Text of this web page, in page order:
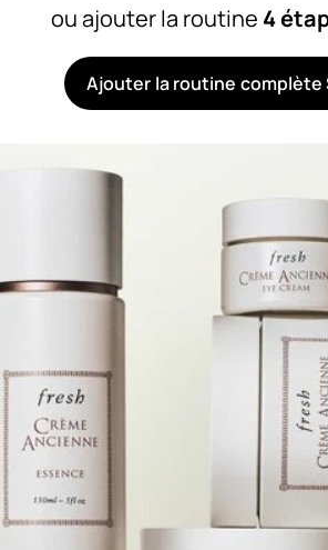
ou ajouter la routine 4
Ajouter la routine complète